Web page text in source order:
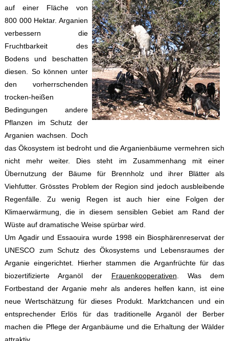
auf einer Fläche von
800 000 Hektar. Arganien
verbessern die
Fruchtbarkeit des
Bodens und beschatten
diesen. So können unter
den vorherrschenden
trocken-heißen
Bedingungen andere
Pflanzen im Schutz der
Arganien wachsen. Doch
das Ökosystem ist bedroht und die Arganienbäume vermehren sich
nicht mehr weiter. Dies steht im Zusammenhang mit einer
Übernutzung der Bäume für Brennholz und ihrer Blätter als
Viehfutter. Grösstes Problem der Region sind jedoch ausbleibende
Regenfälle. Zu wenig Regen ist auch hier eine Folgen der
Klimaerwärmung, die in diesem sensiblen Gebiet am Rand der
Wüste auf dramatische Weise spürbar wird.
Um Agadir und Essaouira wurde 1998 ein Biosphärenreservat der
UNESCO zum Schutz des Ökosystems und Lebensraumes der
Arganie eingerichtet. Hierher stammen die Arganfrüchte für das
biozertifizierte Arganöl der Frauenkooperativen . Was dem
Fortbestand der Arganie mehr als anderes helfen kann, ist eine
neue Wertschätzung für dieses Produkt. Marktchancen und ein
entsprechender Erlös für das traditionelle Arganöl der Berber
machen die Pflege der Arganbäume und die Erhaltung der Wälder